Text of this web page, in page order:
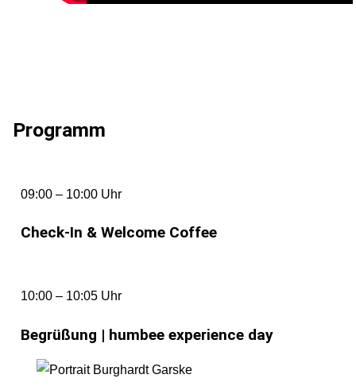
Programm
09:00 – 10:00 Uhr
Check-In & Welcome Coffee
10:00 – 10:05 Uhr
Begrüßung | humbee experience day